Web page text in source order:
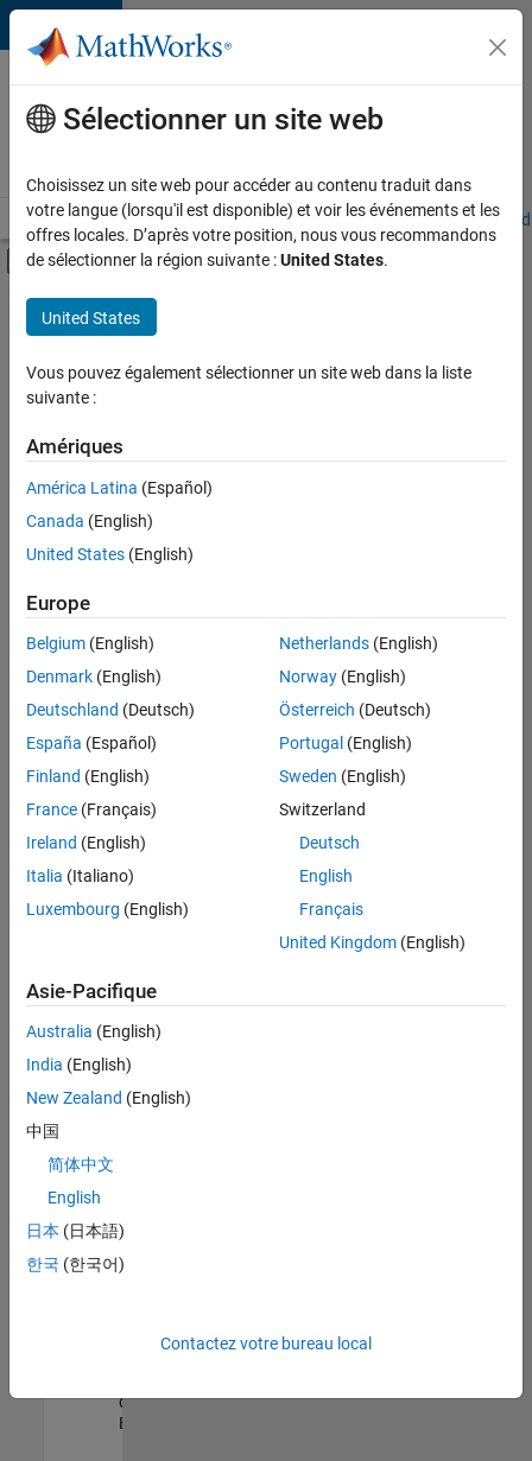
Passer au contenu
Votre
carrière
chez
Accueil Explorer nos opportunités Adresses de nos bureaux
Activer/désactiver l'affichage du menu
Contenu principal
FILTRER PAR
Programme destiné aux nouvelles carrières (EDG)
Support avancé
Ingénierie de la qualité
Enregistrer
sélectionnées
Les
descriptions
poste
n’ont
pas
été
traduites.
Effectuez
lieu
pour
l’ensemble
des
opportunités
votre
région.
Senior Software Quality Engineer
Senior
Engineer
qualité |
Expérimenté(e)
Sélectionner un site web
Choisissez un site web pour accéder au contenu traduit dans
votre langue (lorsqu'il est disponible) et voir les événements et les
offres locales. D’après votre position, nous vous recommandons
de sélectionner la région suivante :United States.
United States
Vous pouvez également sélectionner un site web dans la liste
suivante :
Amériques
América Latina (Español)
Canada (English)
United States (English)
Europe
Belgium (English)
Denmark (English)
Deutschland (Deutsch)
España (Español)
Finland (English)
France (Français)
Ireland (English)
Italia (Italiano)
Luxembourg (English)
Netherlands(English)
Norway(English)
Österreich (Deutsch)
Portugal (English)
Sweden (English)
Switzerland
Deutsch
English
Français
United Kingdom(English)
Asie-Pacifique
Australia (English)
India (English)
New Zealand (English)
中国
简体中文
English
日本 (日本語)
한국 (한국어)
Contactez votre bureau local